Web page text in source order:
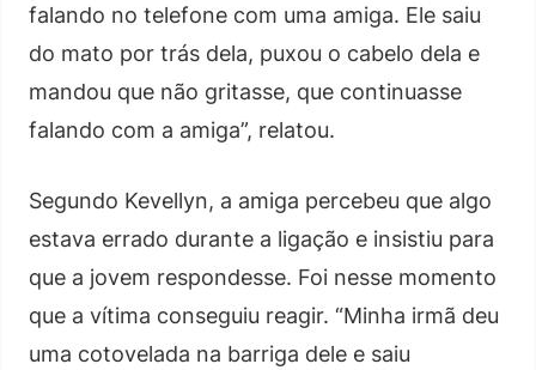
falando no telefone com uma amiga. Ele saiu
do mato por trás dela, puxou o cabelo dela e
mandou que não gritasse, que continuasse
falando com a amiga”, relatou.
Segundo Kevellyn, a amiga percebeu que algo
estava errado durante a ligação e insistiu para
que a jovem respondesse. Foi nesse momento
que a vítima conseguiu reagir. “Minha irmã deu
uma cotovelada na barriga dele e saiu